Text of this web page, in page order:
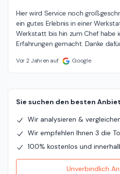
Hier wird Service noch
ein gutes Erlebnis in einer
Werkstatt bis hin zum Chef habe
Erfahrungen gemacht. Danke
Vor 2 Jahren auf Google
Sie suchen den besten
Wir analysieren &
Wir empfehlen Ihnen 3 die
100% kostenlos und
Unverbindlich